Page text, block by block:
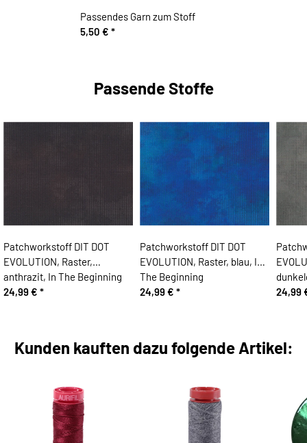
Passendes Garn zum Stoff
5,50 € *
Passende Stoffe
Patchworkstoff DIT DOT
EVOLUTION, Raster,
anthrazit, In The Beginning
24,99 € *
Patchworkstoff DIT DOT
EVOLUTION, Raster, blau, In
The Beginning
24,99 € *
24,99
Kunden kauften dazu folgende Artikel: